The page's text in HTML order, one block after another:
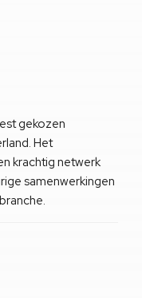
gekozen
Het
krachtig netwerk
samenwerkingen